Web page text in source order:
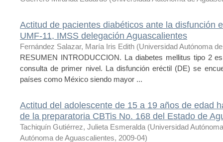
Actitud de pacientes diabéticos ante la disfunción
UMF-11, IMSS delegación Aguascalientes
Fernández Salazar, María Iris Edith (Universidad Autónoma
RESUMEN INTRODUCCION. La diabetes mellitus tipo 2
consulta de primer nivel. La disfunción eréctil (DE) se
países como México siendo mayor ...
Actitud del adolescente de 15 a 19 años de edad
de la preparatoria CBTis No. 168 del Estado de
Tachiquín Gutiérrez, Julieta Esmeralda (Universidad
Autónoma de Aguascalientes, 2009-04)